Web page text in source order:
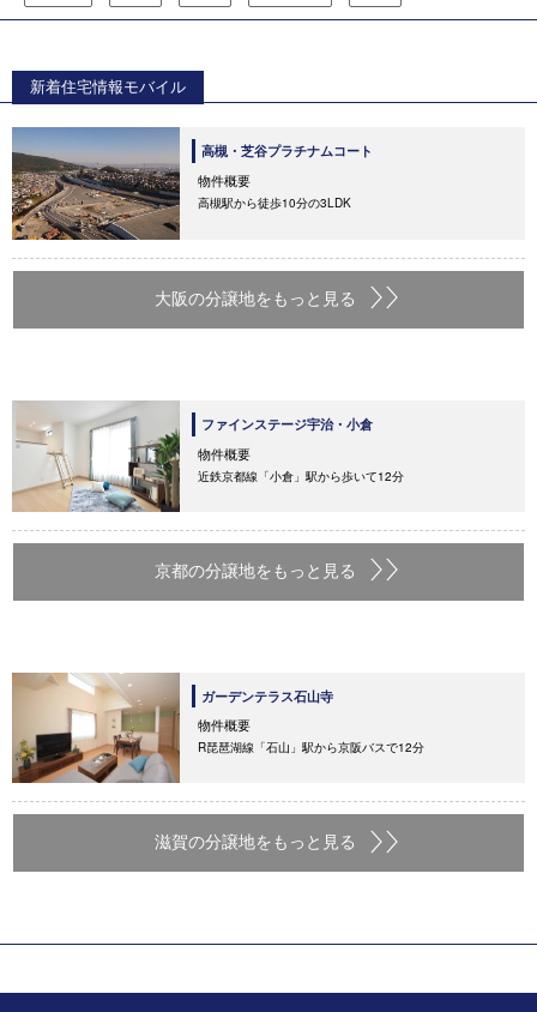
新着住宅情報モバイル
高槻・芝谷プラチナムコート
物件概要
高槻駅から徒歩10分の3LDK
大阪の分譲地をもっと見る
ファインステージ宇治・小倉
物件概要
近鉄京都線「小倉」駅から歩いて12分
京都の分譲地をもっと見る
ガーデンテラス石山寺
物件概要
R琵琶湖線「石山」駅から京阪バスで12分
滋賀の分譲地をもっと見る